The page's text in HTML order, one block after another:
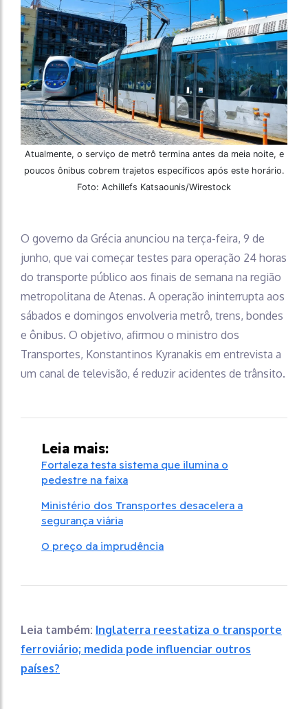
Atualmente, o serviço de metrô termina antes da meia noite, e
poucos ônibus cobrem trajetos específicos após este horário.
Foto: Achillefs Katsaounis/Wirestock
O governo da Grécia anunciou na terça-feira, 9 de
junho, que vai começar testes para operação 24 horas
do transporte público aos finais de semana na região
metropolitana de Atenas. A operação ininterrupta aos
sábados e domingos envolveria metrô, trens, bondes
e ônibus. O objetivo, afirmou o ministro dos
Transportes, Konstantinos Kyranakis em entrevista a
um canal de televisão, é reduzir acidentes de trânsito.
Leia mais:
Fortaleza testa sistema que ilumina o
pedestre na faixa
Ministério dos Transportes desacelera a
segurança viária
O preço da imprudência
Leia também: Inglaterra reestatiza o transporte
ferroviário; medida pode influenciar outros
países?